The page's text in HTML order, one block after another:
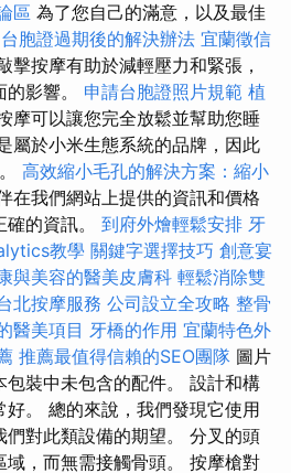
區 為了您自己的滿意，以及最佳
台胞證過期後的解決辦法 宜蘭徵信
擊按摩有助於減輕壓力和緊張，
影響。 申請台胞證照片規範 植
摩可以讓您完全放鬆並幫助您睡
屬於小米生態系統的品牌，因此
高效縮小毛孔的解決方案：縮小
在我們網站上提供的資訊和價格
的資訊。 到府外燴輕鬆安排 牙
教學 關鍵字選擇技巧 創意宴
與美容的醫美皮膚科 輕鬆消除雙
北按摩服務 公司設立全攻略 整骨
醫美項目 牙橋的作用 宜蘭特色外
推薦最值得信賴的SEO團隊 圖片
裝中未包含的配件。 設計和構
。 總的來說，我們發現它使用
們對此類設備的期望。 分叉的頭
，而無需接觸骨頭。 按摩槍對